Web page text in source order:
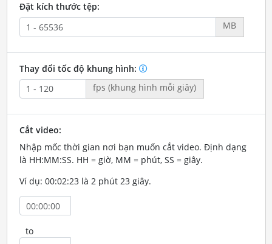
Đặt kích thước tệp:
MB
Thay đổi tốc độ khung hình:
fps (khung hình mỗi giây)
Cắt video:
Nhập mốc thời gian nơi bạn muốn cắt video. Định dạng
là HH:MM:SS. HH = giờ, MM = phút, SS = giây.
Ví dụ: 00:02:23 là 2 phút 23 giây.
to